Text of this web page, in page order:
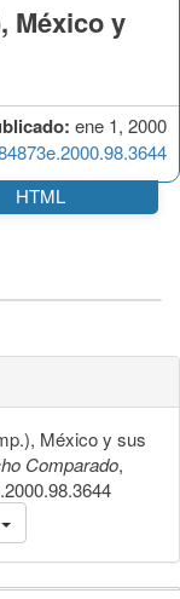
ene 1, 2000
México y
HTML
México y sus
Comparado,